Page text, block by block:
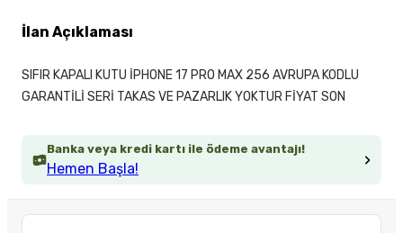
Banka veya kredi kartı ile ödeme avantajı!
Hemen Başla!
İlan Açıklaması
SIFIR KAPALI KUTU İPHONE 17 PRO MAX 256 AVRUPA KODLU
GARANTİLİ SERİ TAKAS VE PAZARLIK YOKTUR FİYAT SON